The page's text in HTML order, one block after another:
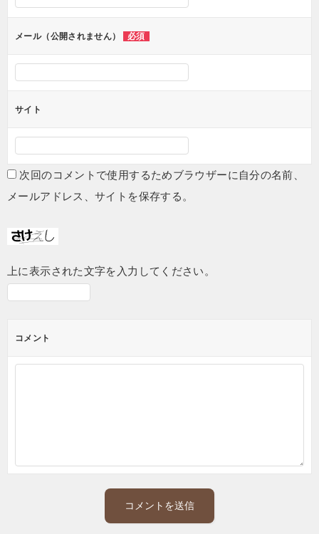
ョ
メール（公開されません） 必須
サイト
次回のコメントで使用するためブラウザーに自分の名前、
メールアドレス、サイトを保存する。
上に表示された文字を入力してください。
コメント